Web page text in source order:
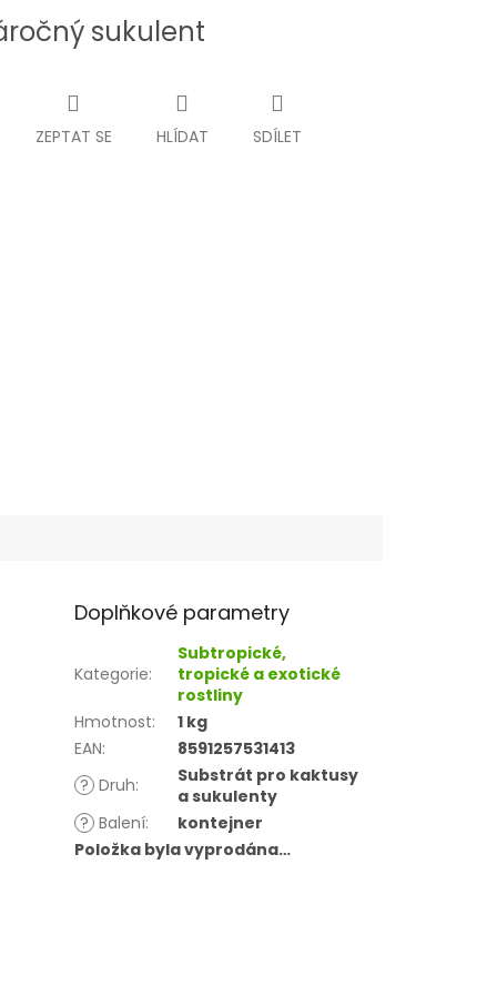
sukulent
ZEPTAT SE HLÍDAT SDÍLET
Doplňkové parametry
Kategorie:
Subtropické,
tropické a exotické
rostliny
Hmotnost:
1 kg
EAN:
8591257531413
? Druh:
Substrát pro kaktusy
a sukulenty
? Balení:
kontejner
Položka byla vyprodána…